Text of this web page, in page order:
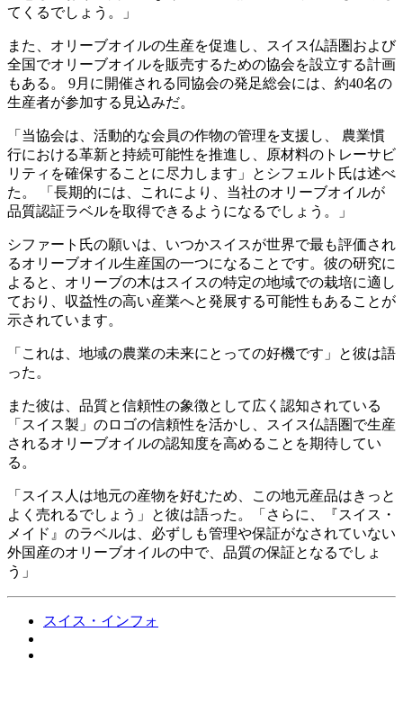
てくるでしょう。」
また、オリーブオイルの生産を促進し、スイス仏語圏および
全国でオリーブオイルを販売するための協会を設立する計画
もある。 9月に開催される同協会の発足総会には、約40名の
生産者が参加する見込みだ。
「 当協会は、活動的な会員の作物の管理を支援し、 農業慣
行における革新と持続可能性を推進し、原材料のトレーサビ
リティを確保することに尽力します」とシフェルト氏は述べ
た。
「長期的には、これにより、当社のオリーブオイルが
品質認証ラベルを取得できるようになるでしょう。」
シファート氏の願いは、いつかスイスが世界で最も評価され
るオリーブオイル生産国の一つになることです。彼の研究に
よると、オリーブの木はスイスの特定の地域での栽培に適し
ており、収益性の高い産業へと発展する可能性もあることが
示されています。
「これは、地域の農業の未来にとっての好機です」と彼は語
った。
また彼は、品質と信頼性の象徴として広く認知されている
「スイス製」のロゴの信頼性を活かし、スイス仏語圏で生産
されるオリーブオイルの認知度を高めることを期待してい
る。
「 スイス人は地元の産物を好むため、この地元産品はきっと
よく売れるでしょう」と彼は語った。「さらに、『スイス・
メイド』のラベルは、必ずしも管理や保証がなされていない
外国産のオリーブオイルの中で、品質の保証となるでしょ
う」
スイス・インフォ